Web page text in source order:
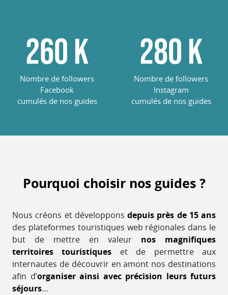
260 K
Nombre de followers
Facebook
cumulés de nos guides
285 K
Nombre de followers
Instagram
cumulés de nos guides
Pourquoi choisir nos guides ?
Nous créons et développons depuis près de 15 ans
des plateformes touristiques web régionales dans le
but de mettre en valeur nos magnifiques
territoires touristiques et de permettre aux
internautes de découvrir en amont nos destinations
afin d’organiser ainsi avec précision leurs futurs
séjours…